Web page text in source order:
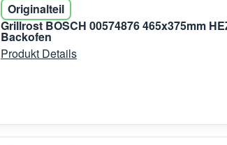
Originalteil
Grillrost BOSCH 00574876 465x375mm
Backofen
Produkt Details